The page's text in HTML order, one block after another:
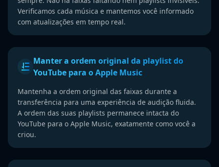
Verificamos cada música e mantemos você informado
com atualizações em tempo real.
Manter a ordem original da playlist do
YouTube para o Apple Music
Mantenha a ordem original das faixas durante a
transferência para uma experiência de audição fluida.
A ordem das suas playlists permanece intacta do
YouTube para o Apple Music, exatamente como você a
criou.